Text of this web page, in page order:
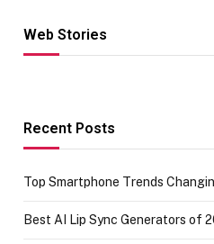
Web Stories
Hacks for Making
UPI Payments on
Recent Posts
Top Smartphone Trends
Best AI Lip Sync Generators of